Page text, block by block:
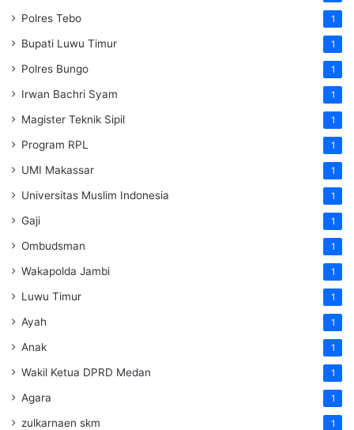
Polres Tebo 1
Bupati Luwu Timur 1
Polres Bungo 1
Irwan Bachri Syam 1
Magister Teknik Sipil 1
Program RPL 1
UMI Makassar 1
Universitas Muslim Indonesia 1
Gaji 1
Ombudsman 1
Wakapolda Jambi 1
Luwu Timur 1
Ayah 1
Anak 1
Wakil Ketua DPRD Medan 1
Agara 1
zulkarnaen skm 1